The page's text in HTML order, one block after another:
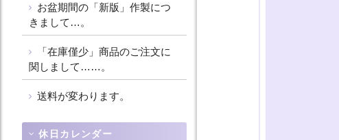
お盆期間の「新版」作製につ
きまして…。
「在庫僅少」商品のご注文に
関しまして……。
送料が変わります。
休日カレンダー